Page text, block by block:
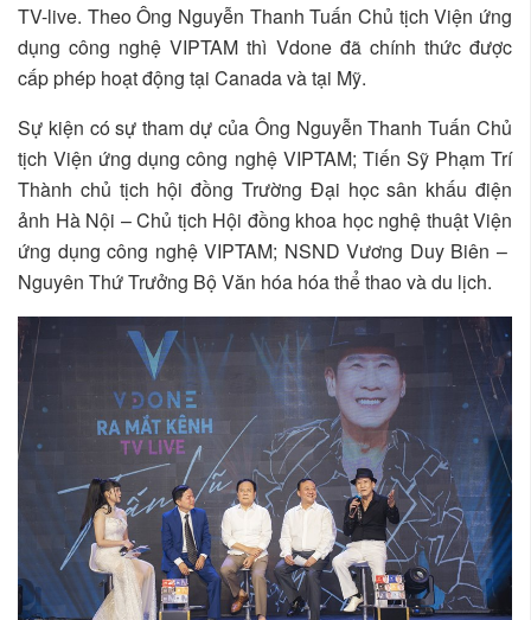
TV-live. Theo Ông Nguyễn Thanh Tuấn Chủ tịch Viện ứng
dụng công nghệ VIPTAM thì Vdone đã chính thức được
cấp phép hoạt động tại Canada và tại Mỹ.
Sự kiện có sự tham dự của Ông Nguyễn Thanh Tuấn Chủ
tịch Viện ứng dụng công nghệ VIPTAM; Tiến Sỹ Phạm Trí
Thành chủ tịch hội đồng Trường Đại học sân khấu điện
ảnh Hà Nội – Chủ tịch Hội đồng khoa học nghệ thuật Viện
ứng dụng công nghệ VIPTAM; NSND Vương Duy Biên –
Nguyên Thứ Trưởng Bộ Văn hóa hóa thể thao và du lịch.